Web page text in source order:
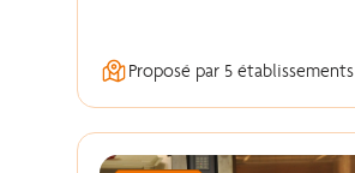
Proposé par 5 établissements